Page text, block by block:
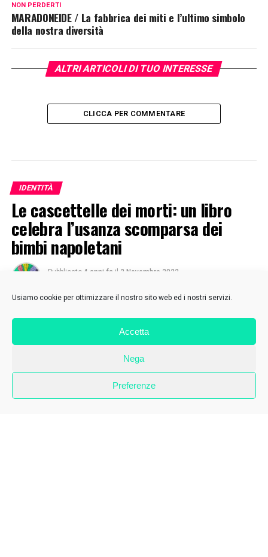
Usiamo cookie per ottimizzare il nostro sito web ed i nostri servizi.
Accetta
Nega
Preferenze
NON PERDERTI
MARADONEIDE / La fabbrica dei miti e l’ultimo simbolo
della nostra diversità
ALTRI ARTICOLI DI TUO INTERESSE
CLICCA PER COMMENTARE
IDENTITÀ
Le cascettelle dei morti: un libro
celebra l’usanza scomparsa dei
bimbi napoletani
Pubblicato 4 anni fa il 2 Novembre 2022